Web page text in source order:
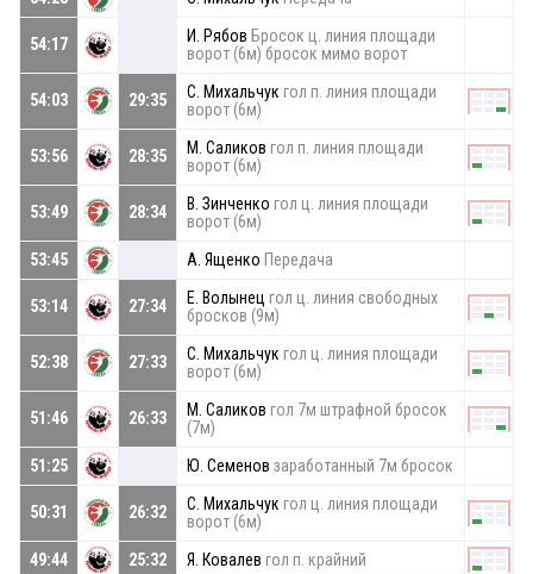
54:17 И. Рябов Бросок ц. линия площади
ворот (6м) бросок мимо ворот
54:03 29:35 С. Михальчук гол п. линия площади
ворот (6м)
53:56 28:35 М. Саликов гол п. линия площади
ворот (6м)
53:49 28:34 В. Зинченко гол ц. линия площади
ворот (6м)
53:45
А. Ященко Передача
53:14 27:34 Е. Волынец гол ц. линия свободных
бросков (9м)
52:38 27:33 С. Михальчук гол ц. линия площади
ворот (6м)
51:46 26:33 М. Саликов гол 7м штрафной бросок
(7м)
51:25
Ю. Семенов заработанный 7м бросок
50:31 26:32 С. Михальчук гол ц. линия площади
ворот (6м)
49:44
25:32 Я. Ковалев гол п. крайний